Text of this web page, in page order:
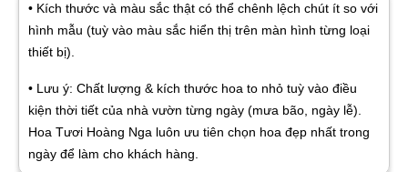
• Kích thước và màu sắc thật có thể chênh lệch chút ít so với
hình mẫu (tuỳ vào màu sắc hiển thị trên màn hình từng loại
thiết bị).
• Lưu ý: Chất lượng & kích thước hoa to nhỏ tuỳ vào điều
kiện thời tiết của nhà vườn từng ngày (mưa bão, ngày lễ).
Hoa Tươi Hoàng Nga luôn ưu tiên chọn hoa đẹp nhất trong
ngày để làm cho khách hàng.